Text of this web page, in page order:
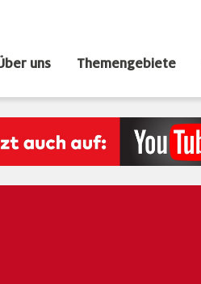
uns Themengebiete